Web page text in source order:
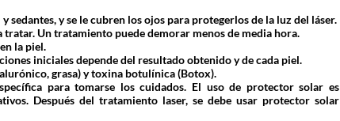
y se le cubren los ojos para protegerlos de la luz del láser.
Un tratamiento puede demorar menos de media hora.
la piel.
iniciales depende del resultado obtenido y de cada piel.
grasa) y toxina botulínica (Botox).
para tomarse los cuidados. El uso de protector solar es
Después del tratamiento laser, se debe usar protector solar